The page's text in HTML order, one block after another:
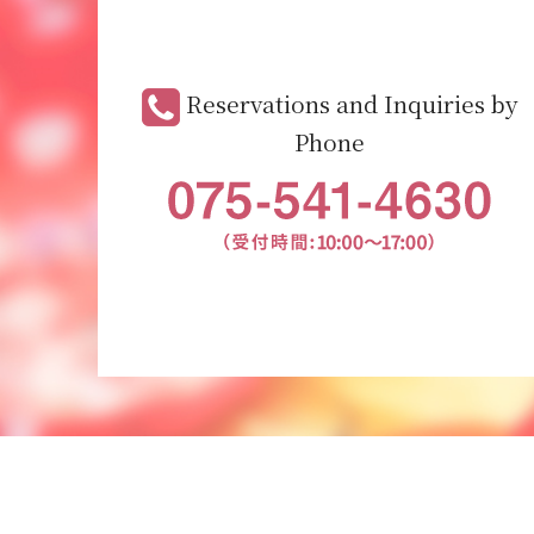
Reservations and Inquiries by
Phone